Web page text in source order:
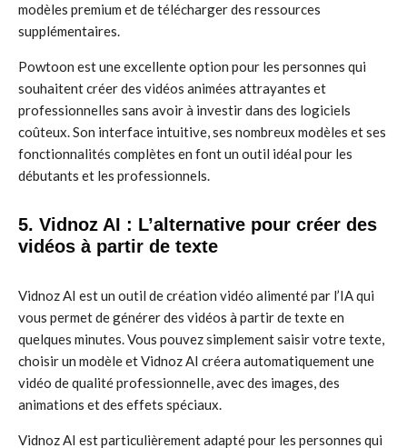
modèles premium et de télécharger des ressources
supplémentaires.
Powtoon est une excellente option pour les personnes qui
souhaitent créer des vidéos animées attrayantes et
professionnelles sans avoir à investir dans des logiciels
coûteux. Son interface intuitive, ses nombreux modèles et ses
fonctionnalités complètes en font un outil idéal pour les
débutants et les professionnels.
5. Vidnoz AI : L’alternative pour créer des
vidéos à partir de texte
Vidnoz AI est un outil de création vidéo alimenté par l’IA qui
vous permet de générer des vidéos à partir de texte en
quelques minutes. Vous pouvez simplement saisir votre texte,
choisir un modèle et Vidnoz AI créera automatiquement une
vidéo de qualité professionnelle, avec des images, des
animations et des effets spéciaux.
Vidnoz AI est particulièrement adapté pour les personnes qui